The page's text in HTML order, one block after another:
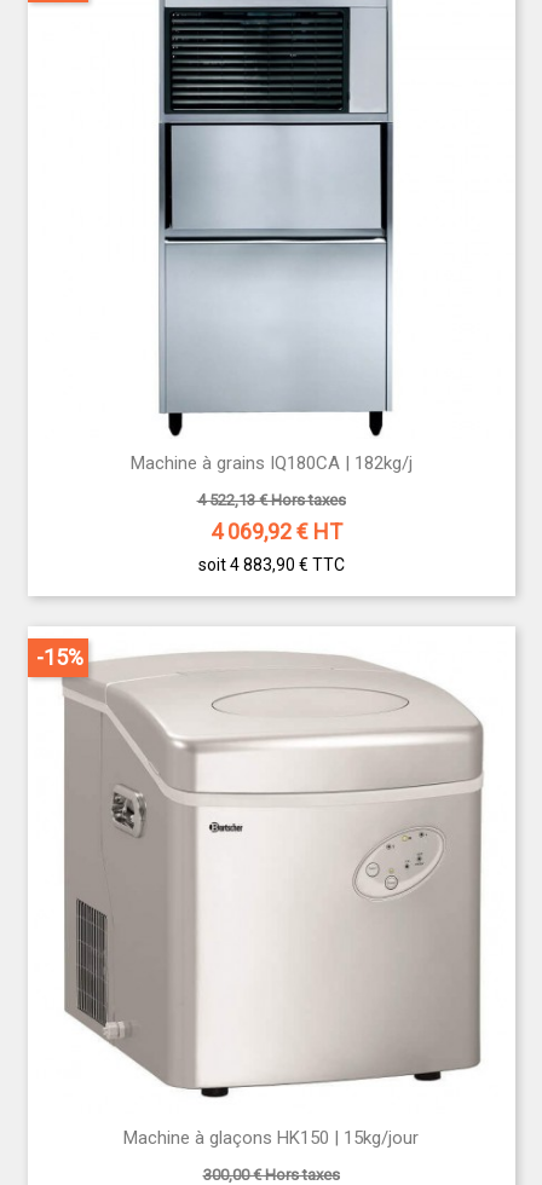
Machine à grains IQ180CA | 182kg/j
4 522,13 € Hors taxes
4 069,92€ HT
soit 4 883,90 € TTC
Machine à glaçons HK150 | 15kg/jour
300,00 € Hors taxes
-15%